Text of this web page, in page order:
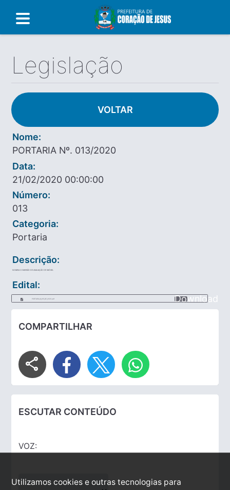
Legislação
VOLTAR
Nome:
PORTARIA Nº. 013/2020
Data:
21/02/2020 00:00:00
Número:
013
Categoria:
Portaria
Descrição:
NOMEIA COMISSÃO DE AVALIAÇÃO DE IMÓVEL
Edital:
PORTARIA_N_013_DE_2020.pdf Download
COMPARTILHAR
share
ESCUTAR CONTEÚDO
VOZ:
Utilizamos cookies e outras tecnologias para